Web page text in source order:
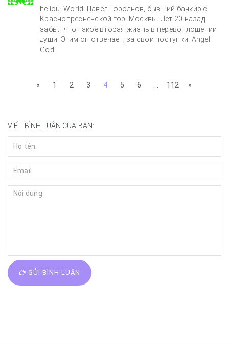
hellou, World! Павел Городнов, бывший банкир с
Краснопресненской гор. Москвы. Лет 20 назад
забыл что такое вторая жизнь в перевоплощении
души. Этим он отвечает, за свои поступки. Angel
God.
« 1 2 3 4 5 6 112 »
VIẾT BÌNH LUẬN CỦA BẠN:
GỬI BÌNH LUẬN